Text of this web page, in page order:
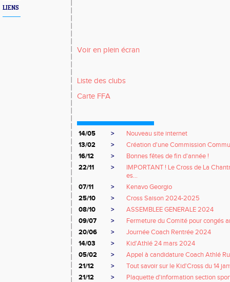
LIENS
Voir en plein écran
Liste des clubs
Carte FFA
14/05 >
Nouveau site internet
13/02
>
Création d'une Commission
16/12
>
Bonnes fêtes de fin d'année !
22/11
>
IMPORTANT ! Le Cross de La
es...
07/11
>
Kenavo Georgio
25/10
>
Cross Saison 2024-2025
08/10
>
ASSEMBLEE GENERALE 2024
09/07
>
Fermeture du Comité pour congés
20/06
>
Journée Coach Rentrée 2024
14/03
>
Kid'Athlé 24 mars 2024
05/02
>
Appel à candidature Coach Athlé
21/12
>
Tout savoir sur le Kid'Cross du 14
21/12
>
Plaquette d'information section